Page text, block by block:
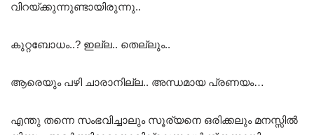
വിറയ്ക്കുന്നുണ്ടായിരുന്നു..
കുറ്റബോധം..? ഇല്ല.. തെല്ലും..
ആരെയും പഴി ചാരാനില്ല.. അന്ധമായ പ്രണയം…
എന്തു തന്നെ സംഭവിച്ചാലും സൂര്യനെ ഒരിക്കലും മനസ്സിൽ